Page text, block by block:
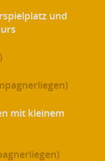
und
mit kleinem